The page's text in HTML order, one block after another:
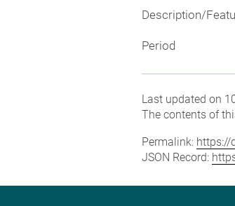
Description/
Period
Last updated on
The contents of
Permalink: https://
JSON Record: